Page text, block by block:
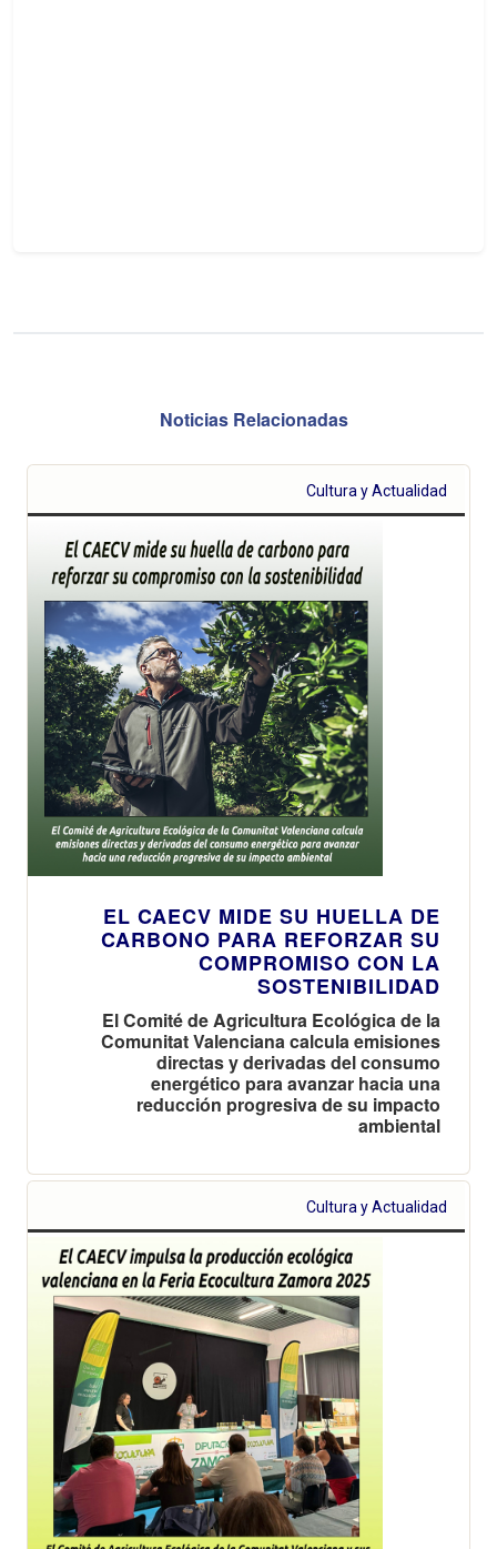
Noticias Relacionadas
Cultura y Actualidad
EL CAECV MIDE SU HUELLA DE
CARBONO PARA REFORZAR SU
COMPROMISO CON LA
SOSTENIBILIDAD
El Comité de Agricultura Ecológica de la
Comunitat Valenciana calcula emisiones
directas y derivadas del consumo
energético para avanzar hacia una
reducción progresiva de su impacto
ambiental
Cultura y Actualidad